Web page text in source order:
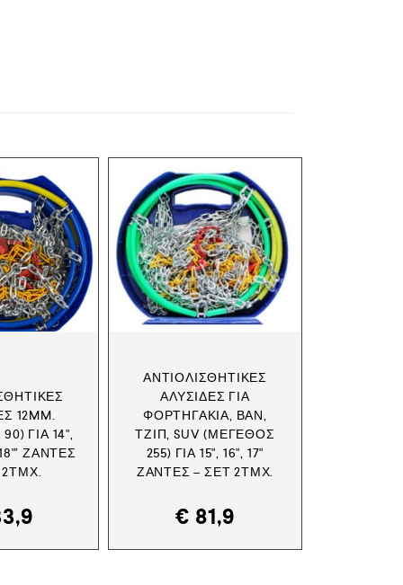
12MM.
ΓΙΑ 14",
ΖΆΝΤΕΣ
ΑΝΤΙΟΛΙΣΘΗΤΙΚΈΣ
ΑΛΥΣΊΔΕΣ ΓΙΑ
ΦΟΡΤΗΓΆΚΙΑ, ΒΑΝ,
ΤΖΙΠ, SUV (ΜΈΓΕΘΟΣ
255) ΓΙΑ 15", 16", 17"
ΖΆΝΤΕΣ – ΣΕΤ 2ΤΜΧ.
€ 81,9